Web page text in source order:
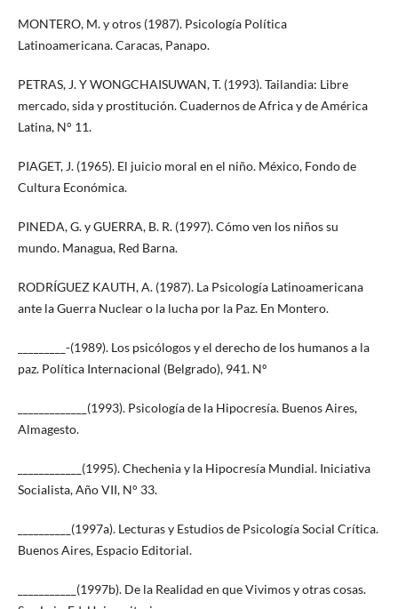
MONTERO, M. y otros (1987). Psicología Política
Latinoamericana. Caracas, Panapo.
PETRAS, J. Y WONGCHAISUWAN, T. (1993). Tailandia: Libre
mercado, sida y prostitución. Cuadernos de Africa y de América
Latina, N° 11.
PIAGET, J. (1965). El juicio moral en el niño. México, Fondo de
Cultura Económica.
PINEDA, G. y GUERRA, B. R. (1997). Cómo ven los niños su
mundo. Managua, Red Barna.
RODRÍGUEZ KAUTH, A. (1987). La Psicología Latinoamericana
ante la Guerra Nuclear o la lucha por la Paz. En Montero.
_________-(1989). Los psicólogos y el derecho de los humanos a la
paz. Política Internacional (Belgrado), 941. Nº
_____________(1993). Psicología de la Hipocresía. Buenos Aires,
Almagesto.
____________(1995). Chechenia y la Hipocresía Mundial. Iniciativa
Socialista, Año VII, N° 33.
__________(1997a). Lecturas y Estudios de Psicología Social Crítica.
Buenos Aires, Espacio Editorial.
___________(1997b). De la Realidad en que Vivimos y otras cosas.